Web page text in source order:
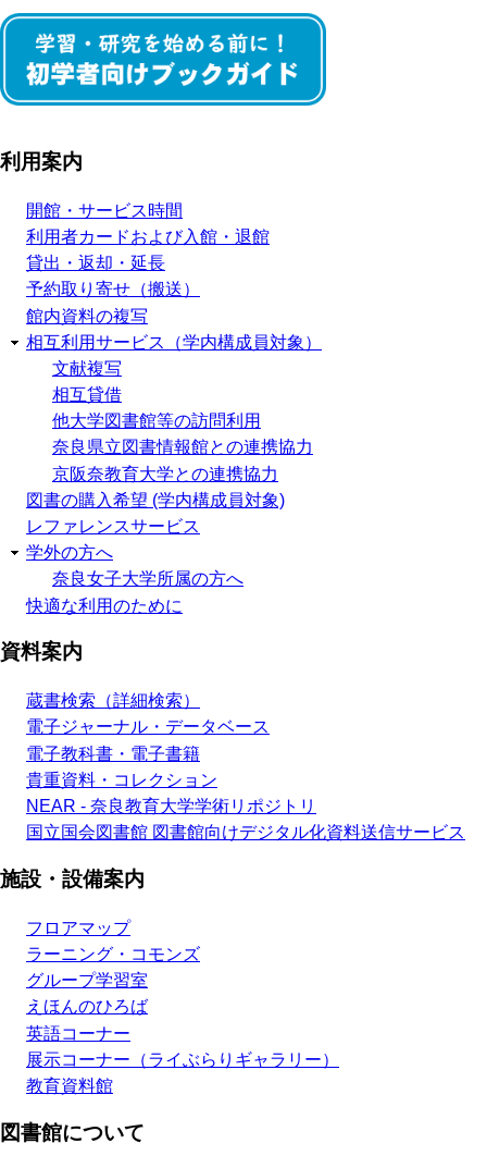
利用案内
開館・サービス時間
利用者カードおよび入館・退館
貸出・返却・延長
予約取り寄せ（搬送）
館内資料の複写
相互利用サービス（学内構成員対象）
文献複写
相互貸借
他大学図書館等の訪問利用
奈良県立図書情報館との連携協力
京阪奈教育大学との連携協力
図書の購入希望 (学内構成員対象)
レファレンスサービス
学外の方へ
奈良女子大学所属の方へ
快適な利用のために
資料案内
蔵書検索（詳細検索）
電子ジャーナル・データベース
電子教科書・電子書籍
貴重資料・コレクション
NEAR - 奈良教育大学学術リポジトリ
国立国会図書館 図書館向けデジタル化資料送信サービス
施設・設備案内
フロアマップ
ラーニング・コモンズ
グループ学習室
えほんのひろば
英語コーナー
展示コーナー（ライぶらりギャラリー）
教育資料館
図書館について